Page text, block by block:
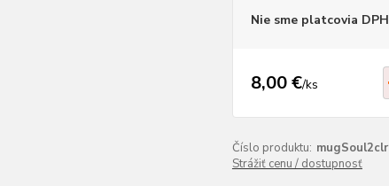
Nie sme platcovia DPH
8,00 €/ks
Číslo produktu: mugSoul2clr
Strážiť cenu / dostupnosť